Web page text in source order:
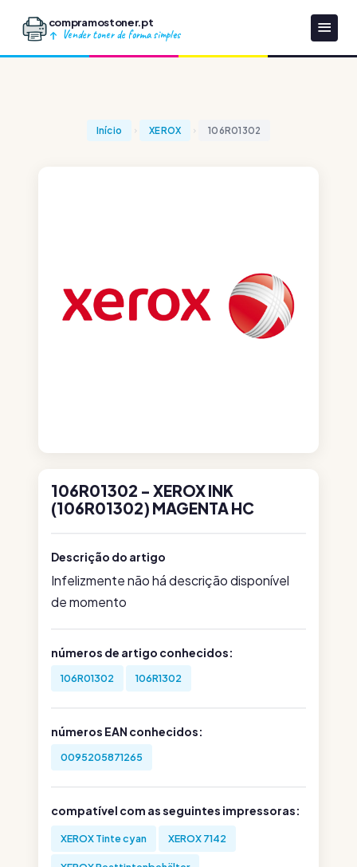
compramostoner.pt
Vender toner de forma simples
Início XEROX 106R01302
106R01302 - XEROX INK
(106R01302) MAGENTA HC
Descrição do artigo
Infelizmente não há descrição disponível
de momento
números de artigo conhecidos:
106R01302 106R1302
números EAN conhecidos:
0095205871265
compatível com as seguintes impressoras:
XEROX Tinte cyan XEROX 7142